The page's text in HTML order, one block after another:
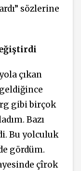
sözlerine
çıkan
gibi birçok
Bazı
Bu yolculuk
gördüm.
çîrok